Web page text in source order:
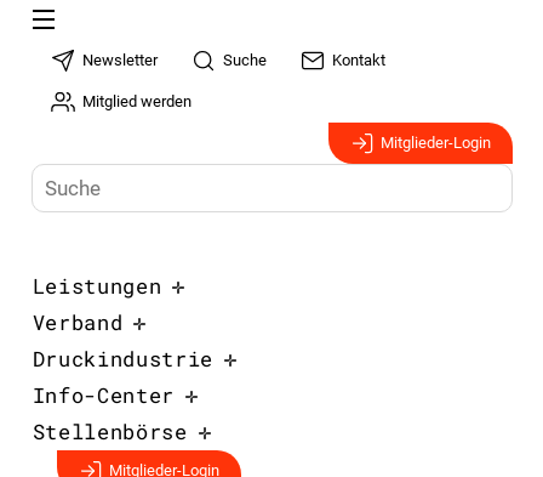
Newsletter Suche Kontakt
Mitglied werden
Mitglieder-Login
Leistungen
Verband
Druckindustrie
Info-Center
Stellenbörse
Mitglieder-Login